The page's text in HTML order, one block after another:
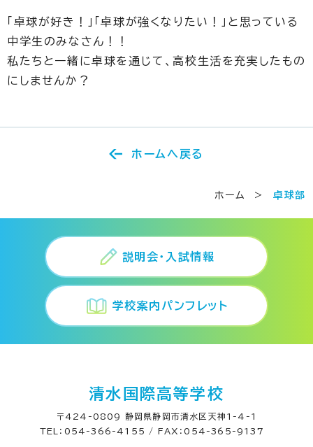
「卓球が好き！」「卓球が強くなりたい！」と思っている
中学生のみなさん！！
私たちと一緒に卓球を通じて、高校生活を充実したもの
にしませんか？
ホームへ戻る
ホーム >卓球部
説明会・入試情報
学校案内パンフレット
清水国際高等学校
〒424-0809 静岡県静岡市清水区天神1-4-1
TEL：054-366-4155 / FAX：054-365-9137